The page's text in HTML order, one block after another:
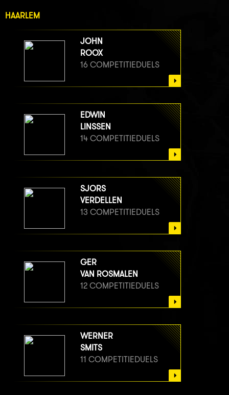
HAARLEM
JOHN
ROOX
16 COMPETITIEDUELS
EDWIN
LINSSEN
14 COMPETITIEDUELS
SJORS
VERDELLEN
13 COMPETITIEDUELS
GER
VAN ROSMALEN
12 COMPETITIEDUELS
WERNER
SMITS
11 COMPETITIEDUELS